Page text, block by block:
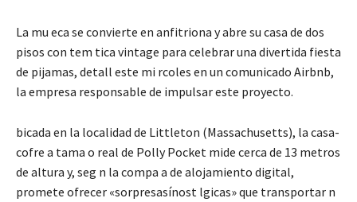
La mu eca se convierte en anfitriona y abre su casa de dos
pisos con tem tica vintage para celebrar una divertida fiesta
de pijamas, detall este mi rcoles en un comunicado Airbnb,
la empresa responsable de impulsar este proyecto.
bicada en la localidad de Littleton (Massachusetts), la casa-
cofre a tama o real de Polly Pocket mide cerca de 13 metros
de altura y, seg n la compa a de alojamiento digital,
promete ofrecer «sorpresasínost lgicas» que transportar n